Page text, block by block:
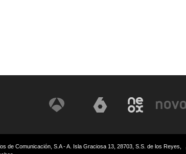
de Comunicación, S.A - A. Isla Graciosa 13, 28703, S.S. de los Reyes,